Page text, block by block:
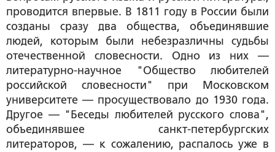
проводится впервые. В 1811 году в России были
созданы сразу два общества, объединявшие
людей, которым были небезразличны судьбы
отечественной словесности. Одно из них —
литературно-научное "Общество любителей
российской словесности" при Московском
университете — просуществовало до 1930 года.
Другое — "Беседы любителей русского слова",
объединявшее санкт-петербургских
литераторов, — к сожалению, распалось уже в